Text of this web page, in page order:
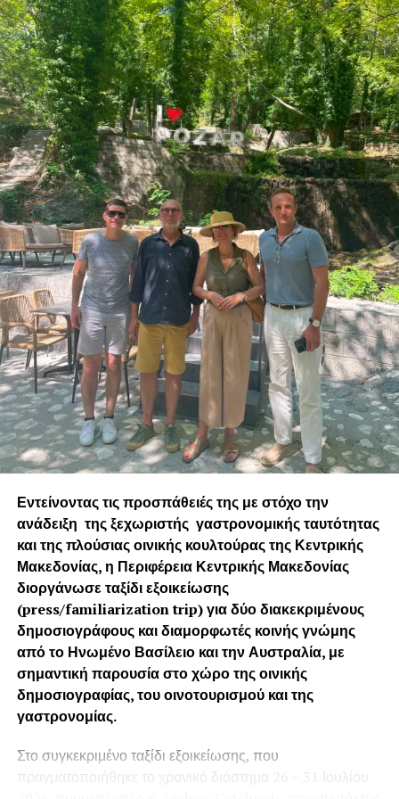
Εντείνοντας τις προσπάθειές της με στόχο την
ανάδειξη της ξεχωριστής γαστρονομικής ταυτότητας
και της πλούσιας οινικής κουλτούρας της Κεντρικής
Μακεδονίας, η Περιφέρεια Κεντρικής Μακεδονίας
διοργάνωσε ταξίδι εξοικείωσης
(press/familiarizationtrip) για δύο διακεκριμένους
δημοσιογράφους και διαμορφωτές κοινής γνώμης
από το Ηνωμένο Βασίλειο και την Αυστραλία, με
σημαντική παρουσία στο χώρο της οινικής
δημοσιογραφίας, του οινοτουρισμού και της
γαστρονομίας.
Στο συγκεκριμένο ταξίδι εξοικείωσης, που
πραγματοποιήθηκε το χρονικό διάστημα 26 – 31 Ιουλίου